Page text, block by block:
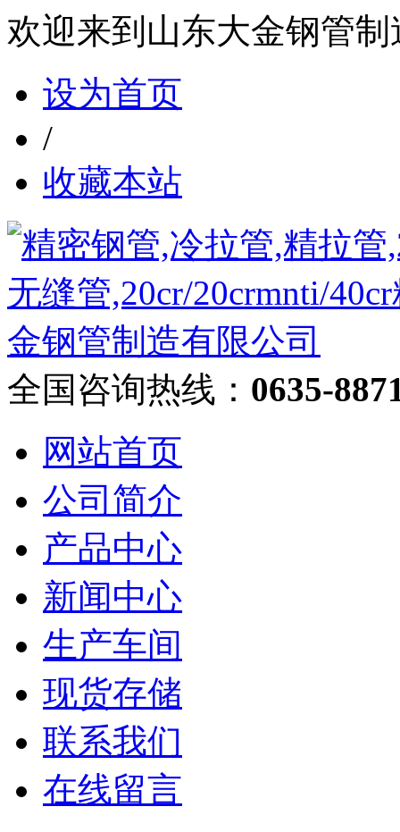
欢迎来到山东大金钢管
设为首页
/
收藏本站
全国咨询热线： 0635-
网站首页
公司简介
产品中心
新闻中心
生产车间
现货存储
联系我们
在线留言